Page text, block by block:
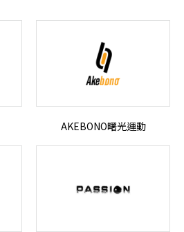
AKEBONO曙光運動